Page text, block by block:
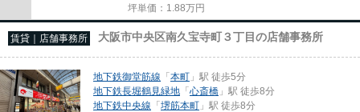
坪単価： 1.88万円
賃貸｜店舗事務所 大阪市中央区南久宝寺町３丁目の店舗事務所
地下鉄御堂筋線 「本町 」駅 徒歩5分
地下鉄長堀鶴見緑地 「心斎橋 」駅 徒歩8分
地下鉄中央線 「堺筋本町 」駅 徒歩8分